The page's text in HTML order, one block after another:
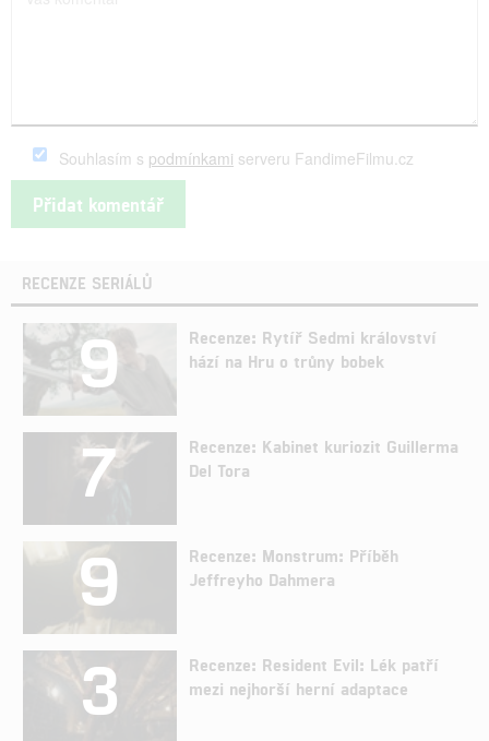
Souhlasím s podmínkami serveru FandimeFilmu.cz
RECENZE SERIÁLŮ
9
Recenze: Rytíř Sedmi království
hází na Hru o trůny bobek
7
Recenze: Kabinet kuriozit Guillerma
Del Tora
9
Recenze: Monstrum: Příběh
Jeffreyho Dahmera
3
Recenze: Resident Evil: Lék patří
mezi nejhorší herní adaptace